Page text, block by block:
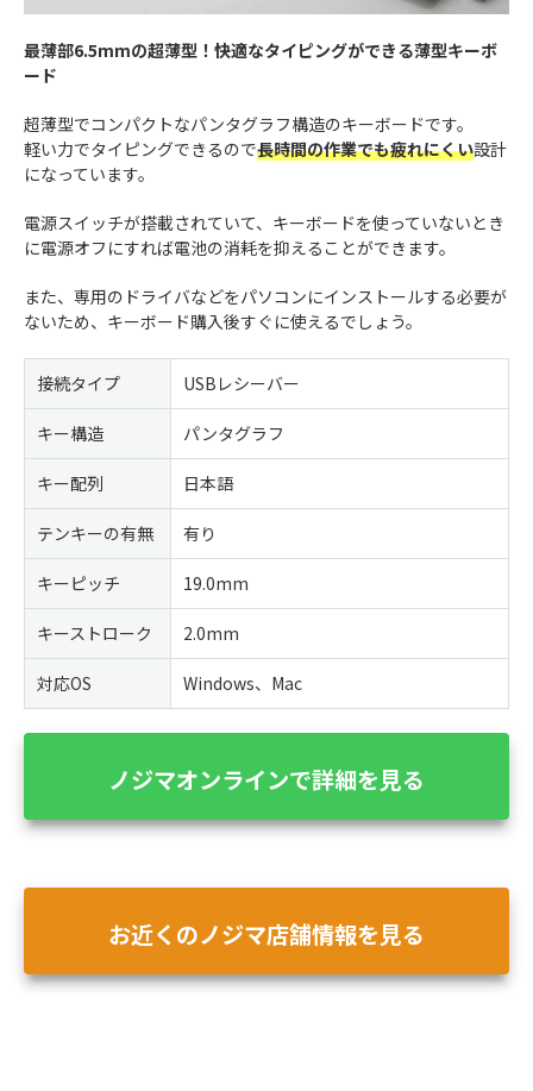
最薄部6.5mmの超薄型！快適なタイピングができる薄型キーボ
ード
超薄型でコンパクトなパンタグラフ構造のキーボードです。
軽い力でタイピングできるので長時間の作業でも疲れにくい設計
になっています。
電源スイッチが搭載されていて、キーボードを使っていないとき
に電源オフにすれば電池の消耗を抑えることができます。
また、専用のドライバなどをパソコンにインストールする必要が
ないため、キーボード購入後すぐに使えるでしょう。
接続タイプ USBレシーバー
キー構造 パンタグラフ
キー配列 日本語
テンキーの有無 有り
キーピッチ 19.0mm
キーストローク 2.0mm
対応OS Windows、Mac
ノジマオンラインで詳細を見る
お近くのノジマ店舗情報を見る